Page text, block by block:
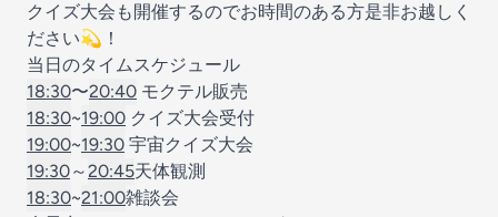
クイズ大会も開催するのでお時間のある方是非お越しく
ださい💫！
当日のタイムスケジュール
18:30〜20:40 モクテル販売
18:30~19:00 クイズ大会受付
19:00~19:30 宇宙クイズ大会
19:30～20:45天体観測
18:30~21:00雑談会